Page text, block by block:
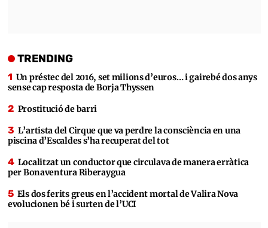
TRENDING
Un préstec del 2016, set milions d’euros… i gairebé dos anys
sense cap resposta de Borja Thyssen
Prostitució de barri
L’artista del Cirque que va perdre la consciència en una
piscina d’Escaldes s’ha recuperat del tot
Localitzat un conductor que circulava de manera erràtica
per Bonaventura Riberaygua
Els dos ferits greus en l’accident mortal de Valira Nova
evolucionen bé i surten de l’UCI